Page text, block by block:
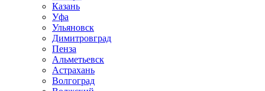
Казань
Уфа
Ульяновск
Димитровград
Пенза
Альметьевск
Астрахань
Волгоград